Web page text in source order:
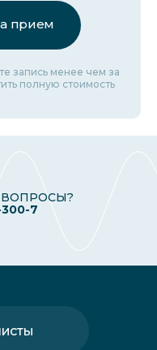
прием
запись менее чем за
полную стоимость
7